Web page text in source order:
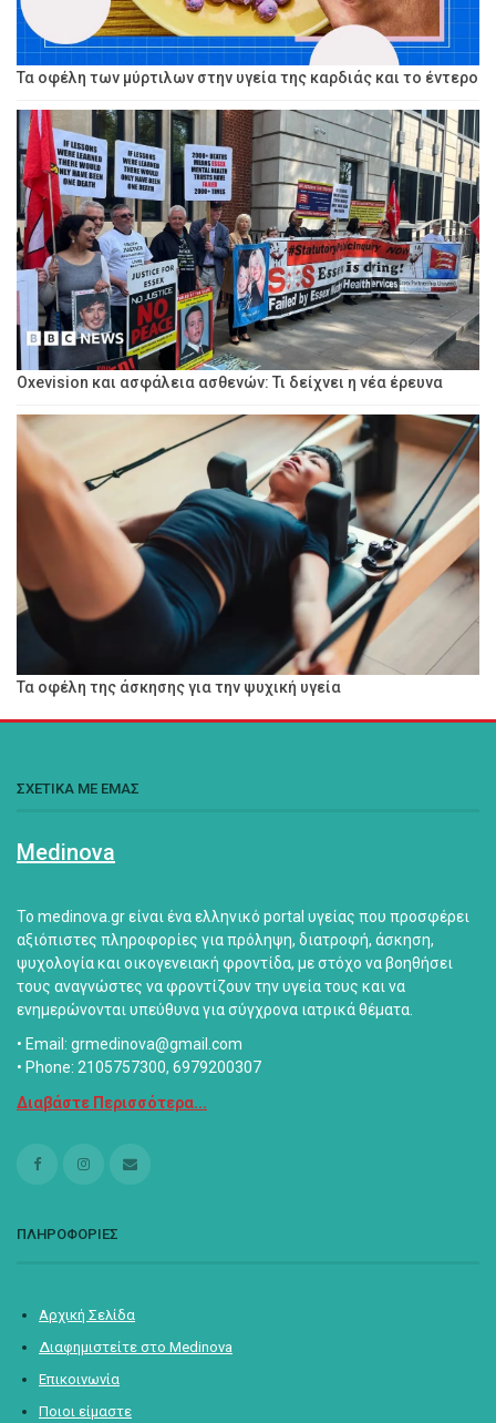
Τα οφέλη των μύρτιλων στην υγεία της καρδιάς και το έντερο
Oxevision και ασφάλεια ασθενών: Τι δείχνει η νέα έρευνα
Τα οφέλη της άσκησης για την ψυχική υγεία
ΣΧΕΤΙΚΑ ΜΕ ΕΜΑΣ
Medinova
Το medinova.gr είναι ένα ελληνικό portal υγείας που προσφέρει
αξιόπιστες πληροφορίες για πρόληψη, διατροφή, άσκηση,
ψυχολογία και οικογενειακή φροντίδα, με στόχο να βοηθήσει
τους αναγνώστες να φροντίζουν την υγεία τους και να
ενημερώνονται υπεύθυνα για σύγχρονα ιατρικά θέματα.
• Email: grmedinova@gmail.com
• Phone: 2105757300, 6979200307
Διαβάστε Περισσότερα...
ΠΛΗΡΟΦΟΡΙΕΣ
Αρχική Σελίδα
Διαφημιστείτε στο Medinova
Επικοινωνία
Ποιοι είμαστε